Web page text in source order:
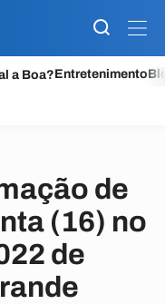
a Boa?Entretenimento
de
(16) no
de